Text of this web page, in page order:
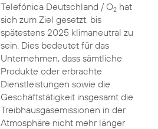
Telefónica Deutschland / O2hat
sich zum Ziel gesetzt, bis
spätestens 2025 klimaneutral zu
sein. Dies bedeutet für das
Unternehmen, dass sämtliche
Produkte oder erbrachte
Dienstleistungen sowie die
Geschäftstätigkeit insgesamt die
Treibhausgasemissionen in der
Atmosphäre nicht mehr länger